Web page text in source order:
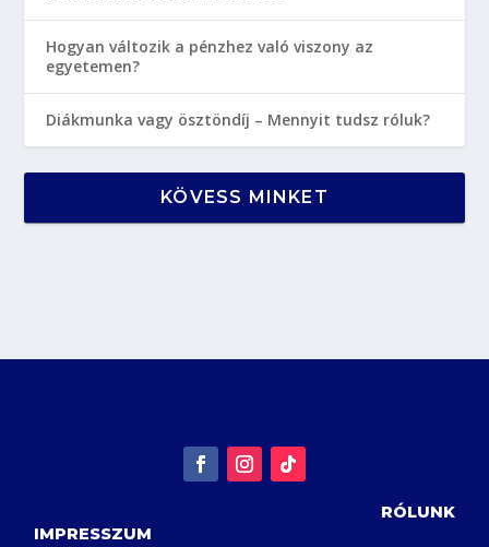
Hogyan változik a pénzhez való viszony az
egyetemen?
Diákmunka vagy ösztöndíj – Mennyit tudsz róluk?
KÖVESS MINKET
RÓLUNK
IMPRESSZUM